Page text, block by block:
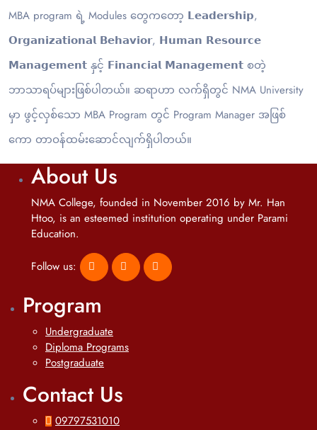
MBA program ရဲ့ Modules တွေကတော့ 𝗟𝗲𝗮𝗱𝗲𝗿𝘀𝗵𝗶𝗽,
𝗢𝗿𝗴𝗮𝗻𝗶𝘇𝗮𝘁𝗶𝗼𝗻𝗮𝗹 𝗕𝗲𝗵𝗮𝘃𝗶𝗼𝗿, 𝗛𝘂𝗺𝗮𝗻 𝗥𝗲𝘀𝗼𝘂𝗿𝗰𝗲
𝗠𝗮𝗻𝗮𝗴𝗲𝗺𝗲𝗻𝘁 နှင့် 𝗙𝗶𝗻𝗮𝗻𝗰𝗶𝗮𝗹 𝗠𝗮𝗻𝗮𝗴𝗲𝗺𝗲𝗻𝘁 စတဲ့
ဘာသာရပ်များဖြစ်ပါတယ်။ ဆရာဟာ လက်ရှိတွင် NMA University
မှာ ဖွင့်လှစ်သော MBA Program တွင် Program Manager အဖြစ်
ကော တာဝန်ထမ်းဆောင်လျက်ရှိပါတယ်။
About Us
NMA College, founded in November 2016 by Mr. Han
Htoo, is an esteemed institution operating under Parami
Education.
Follow us:
Program
Undergraduate
Diploma Programs
Postgraduate
Contact Us
09797531010